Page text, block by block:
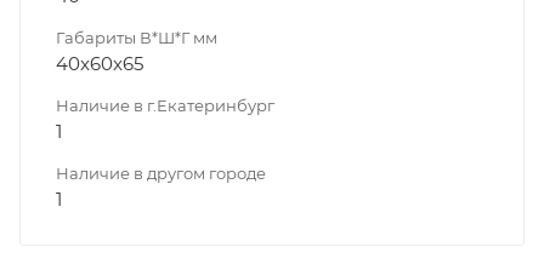
Габариты В*Ш*Г мм
40x60x65
Наличие в г.Екатеринбург
1
Наличие в другом городе
1